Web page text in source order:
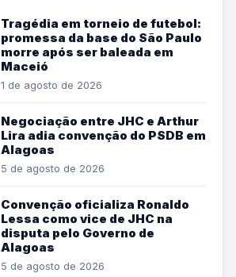
Tragédia em torneio de futebol:
promessa da base do São Paulo
morre após ser baleada em
Maceió
1 de agosto de 2026
Negociação entre JHC e Arthur
Lira adia convenção do PSDB em
Alagoas
5 de agosto de 2026
Convenção oficializa Ronaldo
Lessa como vice de JHC na
disputa pelo Governo de
Alagoas
5 de agosto de 2026